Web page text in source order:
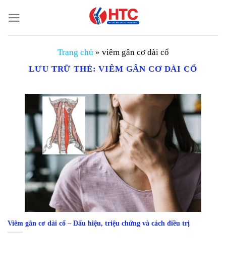
đến
nội
Trang chủ » viêm gân cơ dài cổ
LƯU TRỮ THẺ:VIÊM GÂN CƠ DÀI CỔ
Viêm gân cơ dài cổ – Dấu hiệu, triệu chứng và cách điều trị